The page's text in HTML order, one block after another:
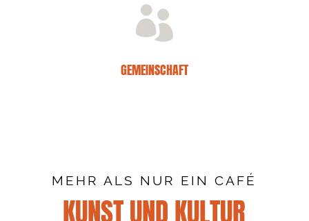

GEMEINSCHAFT
MEHR ALS NUR EIN CAFÉ
KUNST UND KULTUR